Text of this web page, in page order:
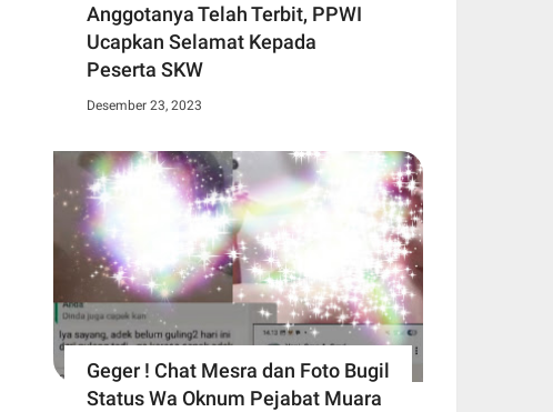
Anggotanya Telah Terbit, PPWI
Ucapkan Selamat Kepada
Peserta SKW
Desember 23, 2023
Geger ! Chat Mesra dan Foto Bugil
Status Wa Oknum Pejabat Muara